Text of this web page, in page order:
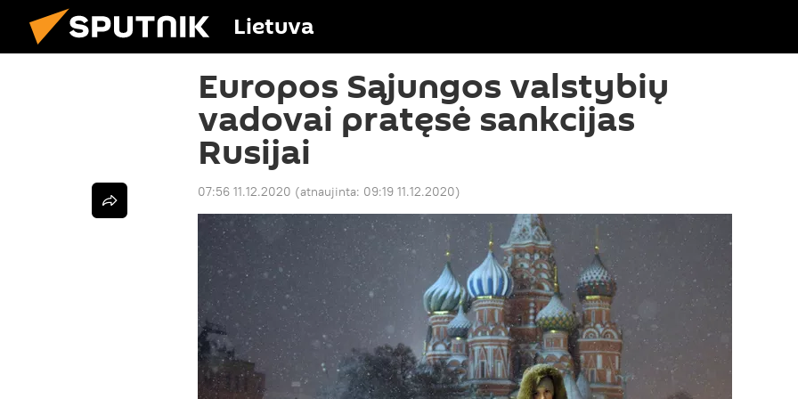
Lietuva
Europos Sąjungos valstybių
vadovai pratęsė sankcijas
Rusijai
07:56 11.12.2020 (atnaujinta: 09:19 11.12.2020)